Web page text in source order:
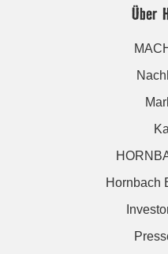
Über
Hornbach